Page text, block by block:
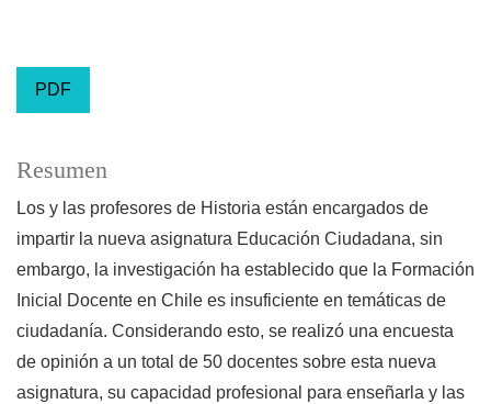
PDF
Resumen
Los y las profesores de Historia están encargados de
impartir la nueva asignatura Educación Ciudadana, sin
embargo, la investigación ha establecido que la Formación
Inicial Docente en Chile es insuficiente en temáticas de
ciudadanía. Considerando esto, se realizó una encuesta
de opinión a un total de 50 docentes sobre esta nueva
asignatura, su capacidad profesional para enseñarla y las